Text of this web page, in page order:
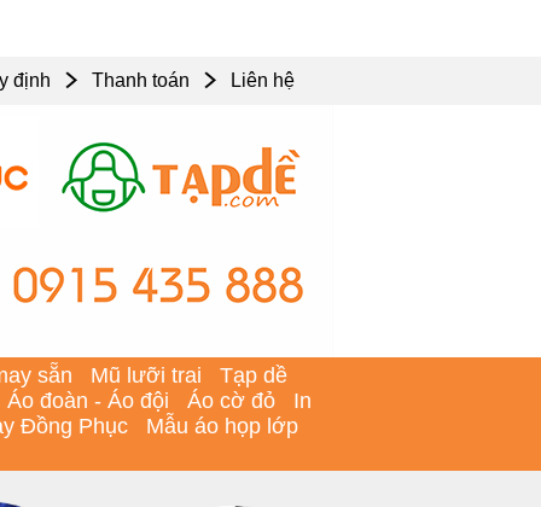
định Thanh toán Liên hệ
sẵn Mũ lưỡi trai
Tạp dề
Áo đoàn - Áo đội
Áo cờ đỏ
In
Đồng Phục
Mẫu áo họp lớp